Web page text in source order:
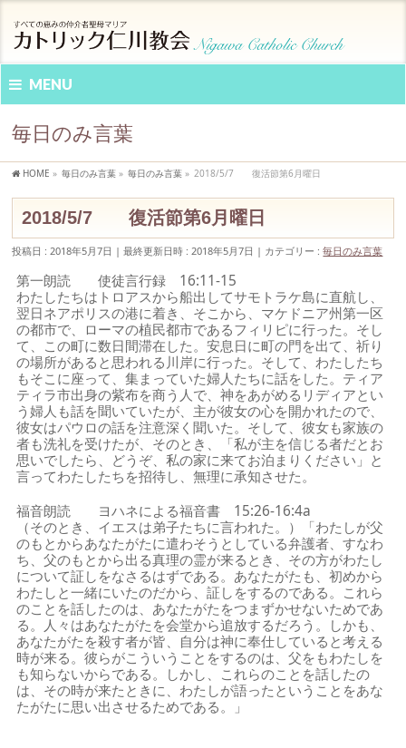
MENU
毎日のみ言葉
HOME » 毎日のみ言葉 » 毎日のみ言葉 » 2018/5/7 復活節第6月曜日
2018/5/7 復活節第6月曜日
投稿日 : 2018年5月7日 最終更新日時 : 2018年5月7日 カテゴリー :毎日のみ言葉
第一朗読 使徒言行録 16:11-15
わたしたちはトロアスから船出してサモトラケ島に直航し、
翌日ネアポリスの港に着き、そこから、マケドニア州第一区
の都市で、ローマの植民都市であるフィリピに行った。そし
て、この町に数日間滞在した。安息日に町の門を出て、祈り
の場所があると思われる川岸に行った。そして、わたしたち
もそこに座って、集まっていた婦人たちに話をした。ティア
ティラ市出身の紫布を商う人で、神をあがめるリディアとい
う婦人も話を聞いていたが、主が彼女の心を開かれたので、
彼女はパウロの話を注意深く聞いた。そして、彼女も家族の
者も洗礼を受けたが、そのとき、「私が主を信じる者だとお
思いでしたら、どうぞ、私の家に来てお泊まりください」と
言ってわたしたちを招待し、無理に承知させた。
福音朗読 ヨハネによる福音書 15:26-16:4a
（そのとき、イエスは弟子たちに言われた。）「わたしが父
のもとからあなたがたに遣わそうとしている弁護者、すなわ
ち、父のもとから出る真理の霊が来るとき、その方がわたし
について証しをなさるはずである。あなたがたも、初めから
わたしと一緒にいたのだから、証しをするのである。これら
のことを話したのは、あなたがたをつまずかせないためであ
る。人々はあなたがたを会堂から追放するだろう。しかも、
あなたがたを殺す者が皆、自分は神に奉仕していると考える
時が来る。彼らがこういうことをするのは、父をもわたしを
も知らないからである。しかし、これらのことを話したの
は、その時が来たときに、わたしが語ったということをあな
たがたに思い出させるためである。」